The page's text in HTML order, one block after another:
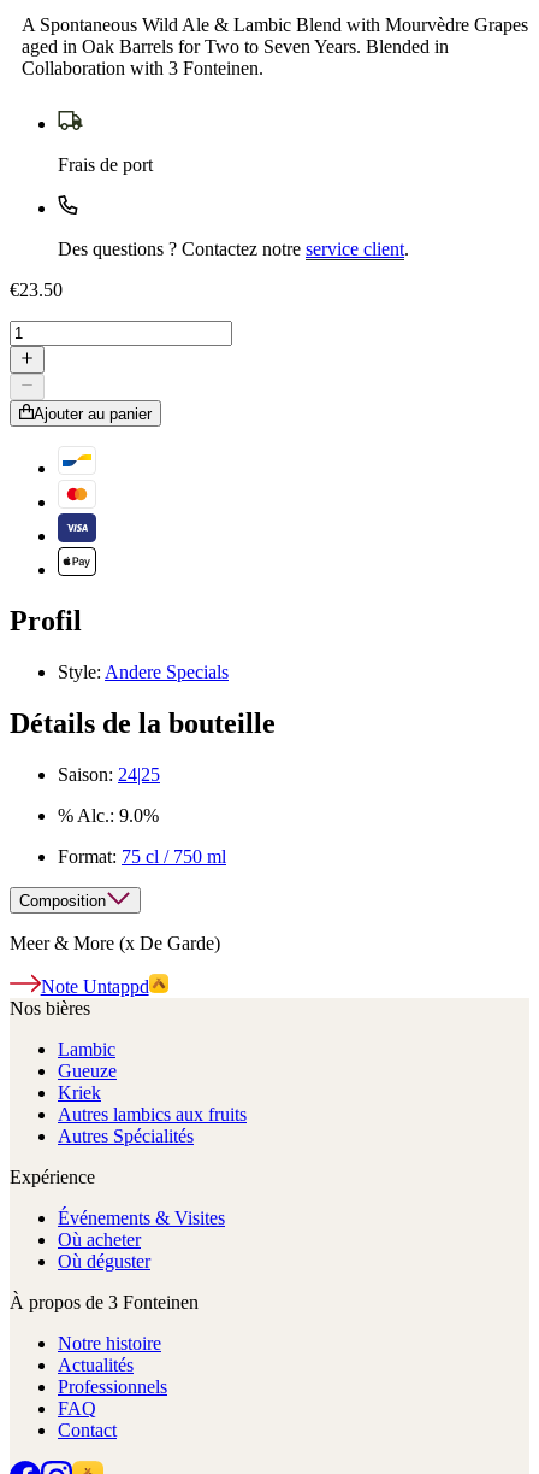
A Spontaneous Wild Ale & Lambic Blend with Mourvèdre Grapes
aged in Oak Barrels for Two to Seven Years. Blended in
Collaboration with 3 Fonteinen.
Frais de port
Des questions ? Contactez notre service client.
€23.50
Ajouter au panier
Profil
Style: Andere Specials
Détails de la bouteille
Saison: 24|25
% Alc.: 9.0%
Format: 75 cl / 750 ml
Composition
Meer & More (x De Garde)
Note Untappd
Nos bières
Lambic
Gueuze
Kriek
Autres lambics aux fruits
Autres Spécialités
Expérience
Événements & Visites
Où acheter
Où déguster
À propos de 3 Fonteinen
Notre histoire
Actualités
Professionnels
FAQ
Contact